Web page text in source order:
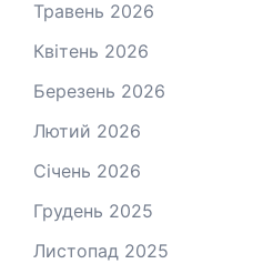
Травень 2026
Квітень 2026
Березень 2026
Лютий 2026
Січень 2026
Грудень 2025
Листопад 2025